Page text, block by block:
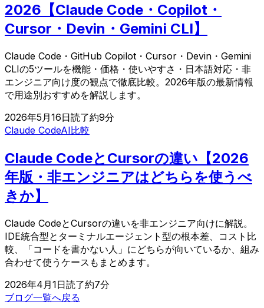
2026【Claude Code・Copilot・
Cursor・Devin・Gemini CLI】
Claude Code・GitHub Copilot・Cursor・Devin・Gemini
CLIの5ツールを機能・価格・使いやすさ・日本語対応・非
エンジニア向け度の観点で徹底比較。2026年版の最新情報
で用途別おすすめを解説します。
2026年5月16日読了約9分
Claude CodeAI比較
Claude CodeとCursorの違い【2026
年版・非エンジニアはどちらを使うべ
きか】
Claude CodeとCursorの違いを非エンジニア向けに解説。
IDE統合型とターミナルエージェント型の根本差、コスト比
較、「コードを書かない人」にどちらが向いているか、組み
合わせて使うケースもまとめます。
2026年4月1日読了約7分
ブログ一覧へ戻る